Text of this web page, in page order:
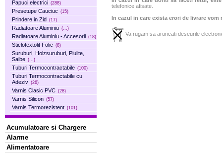
Papuci electrici (288)
Presetupe Cauciuc (15)
Prindere in Zid (17)
Radiatoare Aluminiu (...)
Radiatoare Aluminiu - Accesorii (18)
Sticlotextolit Folie (8)
Suruburi, Holzsuruburi, Piulite,
Saibe (...)
Tuburi Termocontractabile (100)
Tuburi Termocontractabile cu
Adeziv (26)
Varnis Clasic PVC (28)
Varnis Silicon (57)
Varnis Termorezistent (101)
Acumulatoare si Chargere
Alarme
Alimentatoare
telefonice afisate.
In cazul in care exista erori de livrare
Va rugam sa aruncati deseurile